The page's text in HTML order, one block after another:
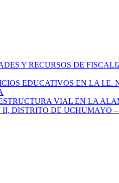
Y RECURSOS DE
EDUCATIVOS EN LA
VIAL EN LA
DISTRITO DE UCHUMAYO